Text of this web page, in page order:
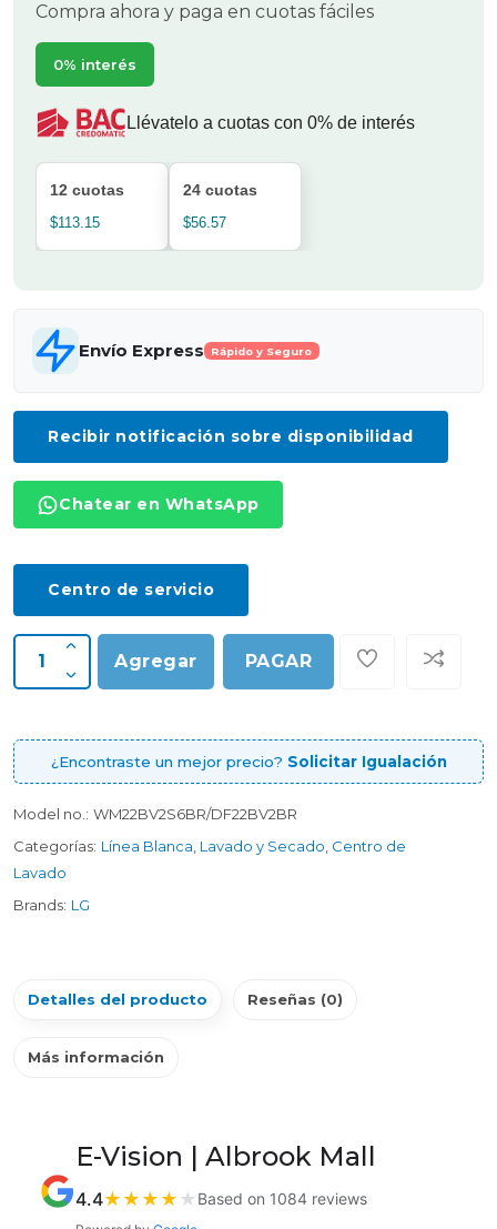
Compra ahora y paga en cuotas fáciles
0% interés
Llévatelo a cuotas con 0% de interés
12 cuotas
$113.15
24 cuotas
$56.57
Envío Express Rápido y Seguro
Recibir notificación sobre disponibilidad
Chatear en WhatsApp
Centro de servicio
Agregar PAGAR
¿Encontraste un mejor precio? Solicitar Igualación
Model no.: WM22BV2S6BR/DF22BV2BR
Categorías: Línea Blanca Lavado y Secado Centro de
Lavado
Brands: LG
Detalles del producto Reseñas (0)
Más información
E-Vision | Albrook Mall
4.4★ ★ ★ ★ ★ Based on 1084 reviews